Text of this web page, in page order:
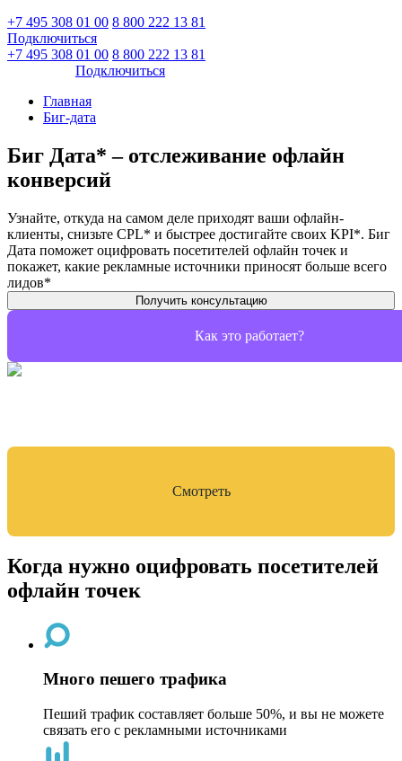
+7 495 308 01 00 8 800 222 13 81
Подключиться
+7 495 308 01 00 8 800 222 13 81
Подключиться
Главная
Биг-дата
Биг Дата* – отслеживание офлайн
конверсий
Узнайте, откуда на самом деле приходят ваши офлайн-
клиенты, снизьте CPL* и быстрее достигайте своих KPI*. Биг
Дата поможет оцифровать посетителей офлайн точек и
покажет, какие рекламные источники приносят больше всего
лидов*
Получить консультацию
Как это работает?
Смотреть
Когда нужно оцифровать посетителей
офлайн точек
Много пешего трафика
Пеший трафик составляет больше 50%, и вы не можете
связать его с рекламными источниками